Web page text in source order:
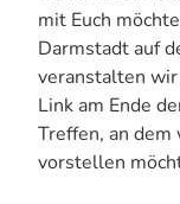
mit Euch
Darmstadt auf
veranstalten
Link am Ende
Treffen, an dem
vorstellen